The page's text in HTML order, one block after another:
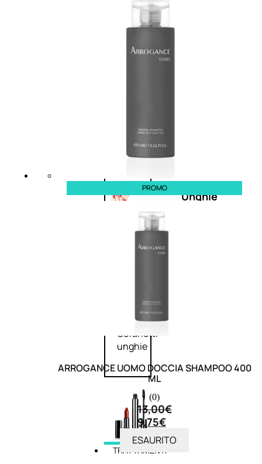
Primer
Cipria
abbronzanti
Fissatore
trucco
Unghie
Smalto
Smalto
Trattamenti
unghie
Cofanetti
unghie
TRATTAMENTI
PROMO
ARROGANCE UOMO DOCCIA SHAMPOO 400
ML
(0)
13,00€
9,75€
ESAURITO